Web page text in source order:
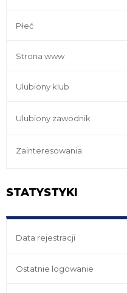
Płeć
Strona www
Ulubiony klub
Ulubiony zawodnik
Zainteresowania
STATYSTYKI
Data rejestracji
Ostatnie logowanie